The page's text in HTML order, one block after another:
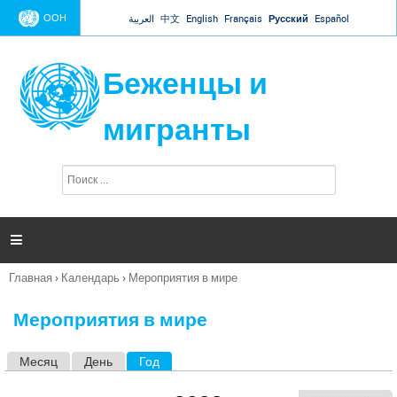
Jump to navigation
ООН العربية 中文 English Français Русский Español
Беженцы и
мигранты
п
и

Вы
Главная › Календарь › Мероприятия в мире
Мероприятия в мире
Месяц День Год